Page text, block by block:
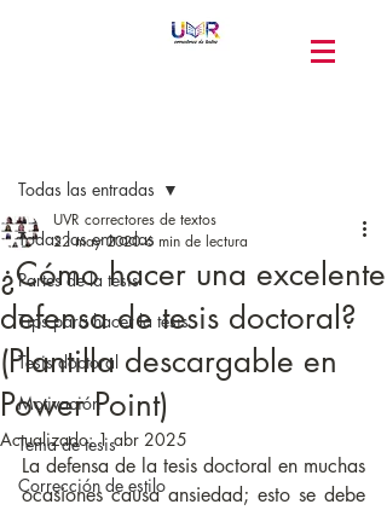
Todas las entradas
Partes de la tesis
Tips para hacer la tesis
Tesis doctoral
Motivación
Tema de tesis
Corrección de estilo
Todas las entradas
¿Cómo hacer una excelente
defensa de tesis doctoral?
(Plantilla descargable en
Power Point)
UVR correctores de textos
22 may 2020 6 min de lectura
Actualizado:1 abr 2025
La defensa de la tesis doctoral en muchas
ocasiones causa ansiedad; esto se debe